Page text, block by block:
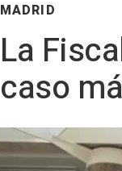
MADRID
La
caso